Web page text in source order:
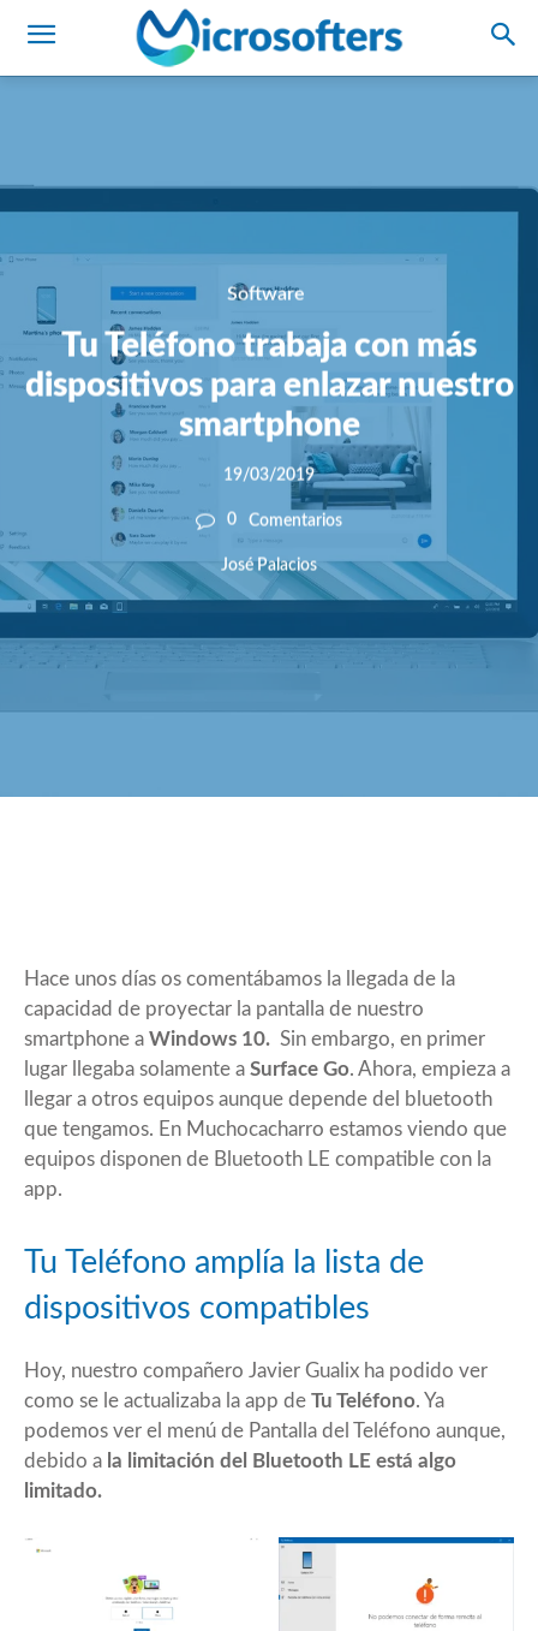
Software
Tu Teléfono trabaja con más
dispositivos para enlazar nuestro
smartphone
19/03/2019
0 Comentarios
José Palacios
Hace unos días os comentábamos la llegada de la
capacidad de proyectar la pantalla de nuestro
smartphone a Windows 10. Sin embargo, en primer
lugar llegaba solamente a Surface Go. Ahora, empieza a
llegar a otros equipos aunque depende del bluetooth
que tengamos. En Muchocacharro estamos viendo que
equipos disponen de Bluetooth LE compatible con la
app.
Tu Teléfono amplía la lista de
dispositivos compatibles
Hoy, nuestro compañero Javier Gualix ha podido ver
como se le actualizaba la app de Tu Teléfono. Ya
podemos ver el menú de Pantalla del Teléfono aunque,
debido a la limitación del Bluetooth LE está algo
limitado.